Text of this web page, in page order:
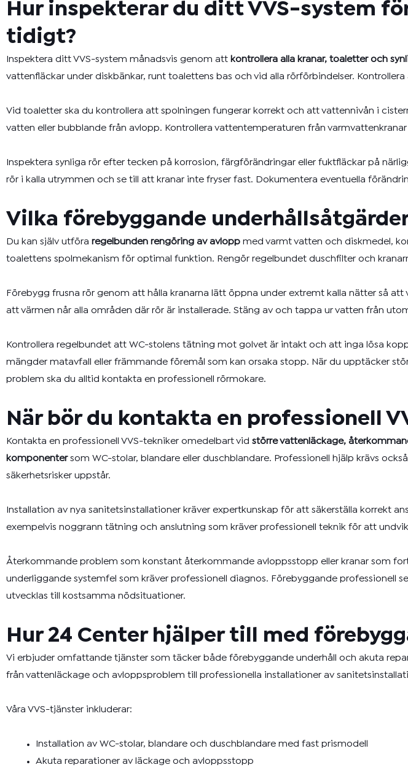
Hur inspekterar du ditt VVS-system
tidigt?
Inspektera ditt VVS-system månadsvis genom att kontrollera alla kranar, toaletter och
vattenfläckar under diskbänkar, runt toalettens bas och vid alla rörförbindelser.
Vid toaletter ska du kontrollera att spolningen fungerar korrekt och att vattennivån i
vatten eller bubblande från avlopp. Kontrollera vattentemperaturen från
Inspektera synliga rör efter tecken på korrosion, färgförändringar eller fuktfläckar på
rör i kalla utrymmen och se till att kranar inte fryser fast. Dokumentera eventuella
Vilka förebyggande
Du kan själv utföra regelbunden rengöring av avlopp med varmt vatten och diskmedel,
toalettens spolmekanism för optimal funktion. Rengör regelbundet duschfilter och
Förebygg frusna rör genom att hålla kranarna lätt öppna under extremt kalla nätter så
att värmen når alla områden där rör är installerade. Stäng av och tappa ur vatten från
Kontrollera regelbundet att WC-stolens tätning mot golvet är intakt och att inga lösa
mängder matavfall eller främmande föremål som kan orsaka stopp. När du upptäcker
problem ska du alltid kontakta en professionell rörmokare.
När bör du kontakta en professionell
Kontakta en professionell VVS-tekniker omedelbart vid större vattenläckage,
komponentersom WC-stolar, blandare eller duschblandare. Professionell hjälp krävs
säkerhetsrisker uppstår.
Installation av nya sanitetsinstallationer kräver expertkunskap för att säkerställa korrekt
exempelvis noggrann tätning och anslutning som kräver professionell teknik för att
Återkommande problem som konstant återkommande avloppsstopp eller kranar som
underliggande systemfel som kräver professionell diagnos. Förebyggande professionell
utvecklas till kostsamma nödsituationer.
Hur 24 Center hjälper till med
Vi erbjuder omfattande tjänster som täcker både förebyggande underhåll och akuta
från vattenläckage och avloppsproblem till professionella installationer av
Våra VVS-tjänster inkluderar:
Installation av WC-stolar, blandare och duschblandare med fast prismodell
Akuta reparationer av läckage och avloppsstopp